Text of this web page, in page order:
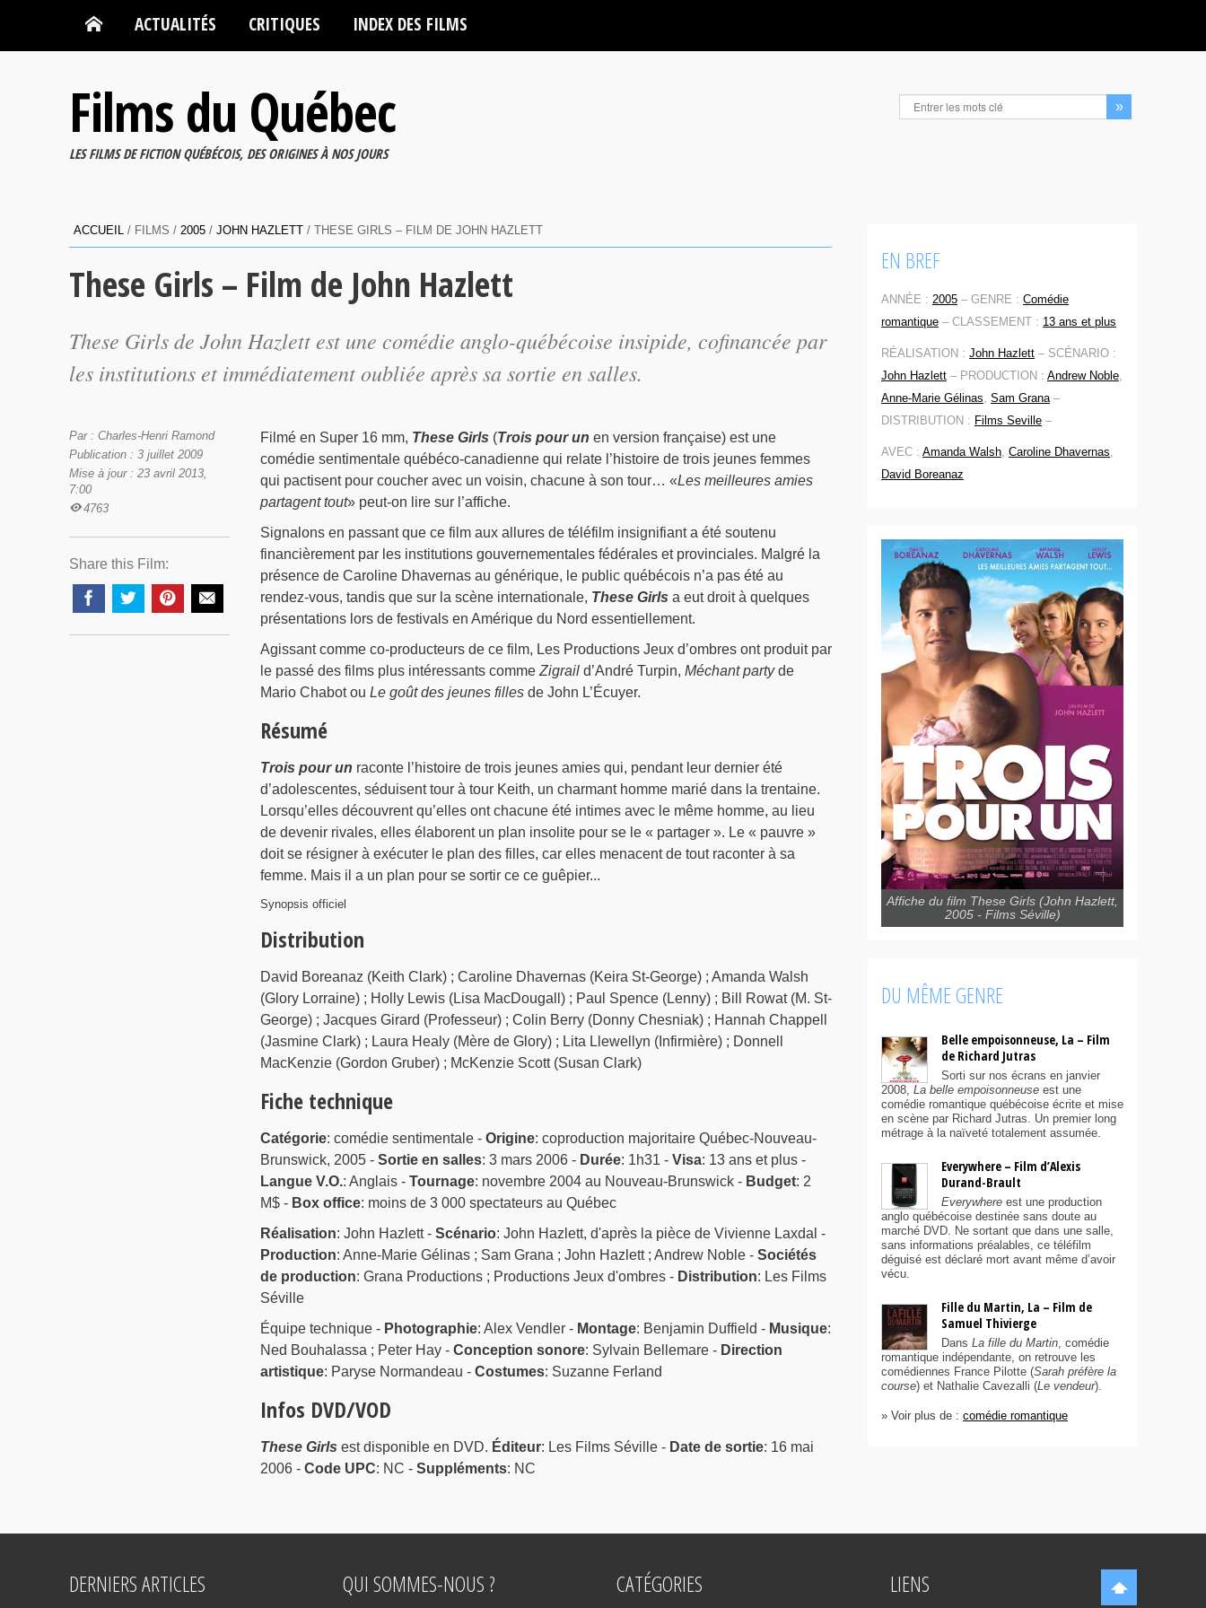
ACTUALITÉS CRITIQUES INDEX DES FILMS
Films du Québec
LES FILMS DE FICTION QUÉBÉCOIS, DES ORIGINES À NOS JOURS
ACCUEIL / FILMS / 2005 / JOHN HAZLETT / THESE GIRLS – FILM DE JOHN HAZLETT
These Girls – Film de John Hazlett
These Girlsde John Hazlett est une comédie anglo-québécoise insipide, cofinancée par
les institutions et immédiatement oubliée après sa sortie en salles.
Par : Charles-Henri Ramond
Publication : 3 juillet 2009
Mise à jour : 23 avril 2013,
7:00
4763
Share this Film:
Filmé en Super 16 mm, These Girls (Trois pour un en version française) est une
comédie sentimentale québéco-canadienne qui relate l’histoire de trois jeunes femmes
qui pactisent pour coucher avec un voisin, chacune à son tour… «Les meilleures amies
partagent tout» peut-on lire sur l’affiche.
Signalons en passant que ce film aux allures de téléfilm insignifiant a été soutenu
financièrement par les institutions gouvernementales fédérales et provinciales. Malgré la
présence de Caroline Dhavernas au générique, le public québécois n’a pas été au
rendez-vous, tandis que sur la scène internationale, These Girls a eut droit à quelques
présentations lors de festivals en Amérique du Nord essentiellement.
Agissant comme co-producteurs de ce film, Les Productions Jeux d’ombres ont produit par
le passé des films plus intéressants comme Zigraild’André Turpin, Méchant partyde
Mario Chabot ou Le goût des jeunes fillesde John L’Écuyer.
Résumé
Trois pour un raconte l’histoire de trois jeunes amies qui, pendant leur dernier été
d’adolescentes, séduisent tour à tour Keith, un charmant homme marié dans la trentaine.
Lorsqu’elles découvrent qu’elles ont chacune été intimes avec le même homme, au lieu
de devenir rivales, elles élaborent un plan insolite pour se le « partager ». Le « pauvre »
doit se résigner à exécuter le plan des filles, car elles menacent de tout raconter à sa
femme. Mais il a un plan pour se sortir ce ce guêpier...
Synopsis officiel
Distribution
David Boreanaz (Keith Clark) ; Caroline Dhavernas (Keira St-George) ; Amanda Walsh
(Glory Lorraine) ; Holly Lewis (Lisa MacDougall) ; Paul Spence (Lenny) ; Bill Rowat (M. St-
George) ; Jacques Girard (Professeur) ; Colin Berry (Donny Chesniak) ; Hannah Chappell
(Jasmine Clark) ; Laura Healy (Mère de Glory) ; Lita Llewellyn (Infirmière) ; Donnell
MacKenzie (Gordon Gruber) ; McKenzie Scott (Susan Clark)
Fiche technique
Catégorie: comédie sentimentale - Origine: coproduction majoritaire Québec-Nouveau-
Brunswick, 2005 - Sortie en salles: 3 mars 2006 - Durée: 1h31 - Visa: 13 ans et plus -
Langue V.O.: Anglais - Tournage: novembre 2004 au Nouveau-Brunswick - Budget: 2
M$ - Box office: moins de 3 000 spectateurs au Québec
Réalisation: John Hazlett - Scénario: John Hazlett, d'après la pièce de Vivienne Laxdal -
Production: Anne-Marie Gélinas ; Sam Grana ; John Hazlett ; Andrew Noble - Sociétés
de production: Grana Productions ; Productions Jeux d'ombres - Distribution: Les Films
Séville
Équipe technique - Photographie: Alex Vendler - Montage: Benjamin Duffield - Musique:
Ned Bouhalassa ; Peter Hay - Conception sonore: Sylvain Bellemare - Direction
artistique: Paryse Normandeau - Costumes: Suzanne Ferland
Infos DVD/VOD
These Girls est disponible en DVD. Éditeur: Les Films Séville - Date de sortie: 16 mai
2006 - Code UPC: NC - Suppléments: NC
EN BREF
ANNÉE : 2005 – GENRE : Comédie
romantique – CLASSEMENT : 13 ans et plus
RÉALISATION : John Hazlett – SCÉNARIO :
John Hazlett – PRODUCTION : Andrew Noble,
Anne-Marie Gélinas, Sam Grana–
DISTRIBUTION : Films Seville –
AVEC : Amanda Walsh, Caroline Dhavernas,
David Boreanaz
Affiche du film These Girls (John Hazlett,
2005 - Films Séville)
DU MÊME GENRE
Belle empoisonneuse, La – Film
de Richard Jutras
Sorti sur nos écrans en janvier
2008, La belle empoisonneuse est une
comédie romantique québécoise écrite et mise
en scène par Richard Jutras. Un premier long
métrage à la naïveté totalement assumée.
Everywhere – Film d’Alexis
Durand-Brault
Everywhere est une production
anglo québécoise destinée sans doute au
marché DVD. Ne sortant que dans une salle,
sans informations préalables, ce téléfilm
déguisé est déclaré mort avant même d’avoir
vécu.
Fille du Martin, La – Film de
Samuel Thivierge
Dans La fille du Martin, comédie
romantique indépendante, on retrouve les
comédiennes France Pilotte (Sarah préfère la
course) et Nathalie Cavezalli (Le vendeur).
» Voir plus de : comédie romantique
DERNIERS ARTICLES QUI SOMMES-NOUS ? CATÉGORIES LIENS